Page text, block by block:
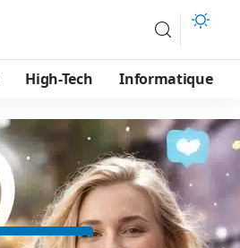
High-Tech Informatique